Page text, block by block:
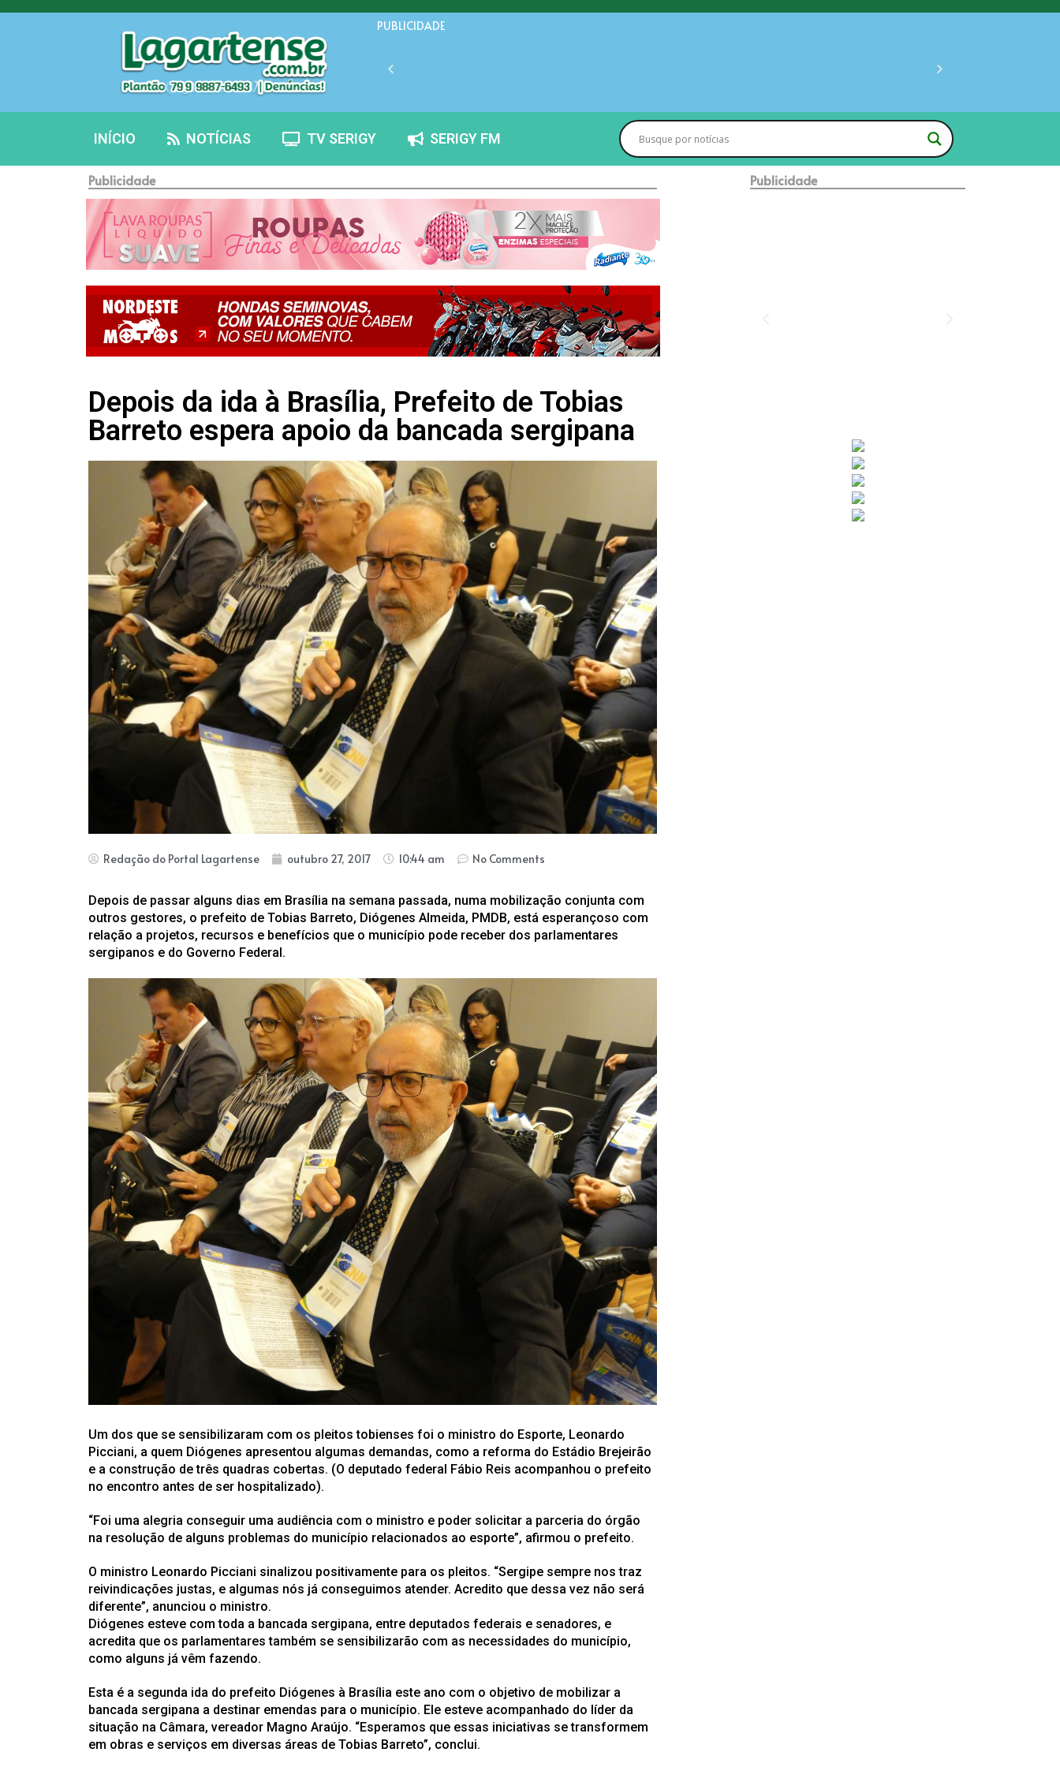
PUBLICIDADE
INÍCIO NOTÍCIAS TV SERIGY SERIGY FM
Publicidade
Depois da ida à Brasília, Prefeito de Tobias
Barreto espera apoio da bancada sergipana
Redação do Portal Lagartense outubro 27, 2017 10:44 am No Comments
Depois de passar alguns dias em Brasília na semana passada, numa mobilização conjunta com
outros gestores, o prefeito de Tobias Barreto, Diógenes Almeida, PMDB, está esperançoso com
relação a projetos, recursos e benefícios que o município pode receber dos parlamentares
sergipanos e do Governo Federal.
Um dos que se sensibilizaram com os pleitos tobienses foi o ministro do Esporte, Leonardo
Picciani, a quem Diógenes apresentou algumas demandas, como a reforma do Estádio Brejeirão
e a construção de três quadras cobertas. (O deputado federal Fábio Reis acompanhou o prefeito
no encontro antes de ser hospitalizado).
“Foi uma alegria conseguir uma audiência com o ministro e poder solicitar a parceria do órgão
na resolução de alguns problemas do município relacionados ao esporte”, afirmou o prefeito.
O ministro Leonardo Picciani sinalizou positivamente para os pleitos. “Sergipe sempre nos traz
reivindicações justas, e algumas nós já conseguimos atender. Acredito que dessa vez não será
diferente”, anunciou o ministro.
Diógenes esteve com toda a bancada sergipana, entre deputados federais e senadores, e
acredita que os parlamentares também se sensibilizarão com as necessidades do município,
como alguns já vêm fazendo.
Esta é a segunda ida do prefeito Diógenes à Brasília este ano com o objetivo de mobilizar a
bancada sergipana a destinar emendas para o município. Ele esteve acompanhado do líder da
situação na Câmara, vereador Magno Araújo. “Esperamos que essas iniciativas se transformem
em obras e serviços em diversas áreas de Tobias Barreto”, conclui.
Publicidade